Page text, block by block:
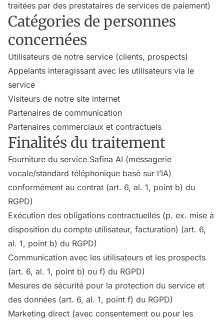
traitées par des prestataires de services de paiement)
Catégories de personnes
concernées
Utilisateurs de notre service (clients, prospects)
Appelants interagissant avec les utilisateurs via le
service
Visiteurs de notre site internet
Partenaires de communication
Partenaires commerciaux et contractuels
Finalités du traitement
Fourniture du service Safina AI (messagerie
vocale/standard téléphonique basé sur l’IA)
conformément au contrat (art. 6, al. 1, point b) du
RGPD)
Exécution des obligations contractuelles (p. ex. mise à
disposition du compte utilisateur, facturation) (art. 6,
al. 1, point b) du RGPD)
Communication avec les utilisateurs et les prospects
(art. 6, al. 1, point b) ou f) du RGPD)
Mesures de sécurité pour la protection du service et
des données (art. 6, al. 1, point f) du RGPD)
Marketing direct (avec consentement ou pour les